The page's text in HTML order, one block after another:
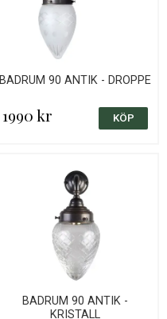
BADRUM 90 ANTIK - DROPPE
1990 kr
BADRUM 90 ANTIK -
KRISTALL